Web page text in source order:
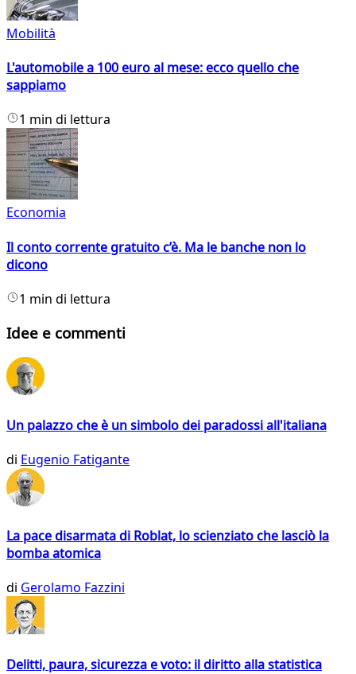
Mobilità
L'automobile a 100 euro al mese: ecco quello che
sappiamo
1 min di lettura
Economia
Il conto corrente gratuito c’è. Ma le banche non lo
dicono
1 min di lettura
Idee e commenti
Un palazzo che è un simbolo dei paradossi all'italiana
di Eugenio Fatigante
La pace disarmata di Roblat, lo scienziato che lasciò la
bomba atomica
di Gerolamo Fazzini
Delitti, paura, sicurezza e voto: il diritto alla statistica